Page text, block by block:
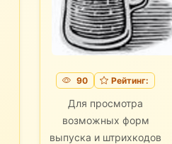
90 Рейтинг:
Для просмотра
возможных форм
выпуска и штрихкодов